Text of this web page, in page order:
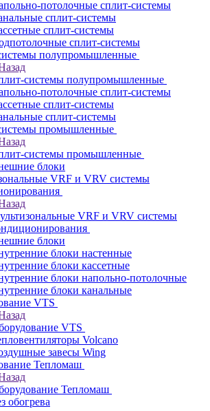
потолочные сплит-системы
сплит-системы
сплит-системы
сплит-системы
полупромышленные
системы полупромышленные
потолочные сплит-системы
сплит-системы
сплит-системы
промышленные
системы промышленные
блоки
VRF и VRV системы
VRF и VRV системы
блоки
блоки настенные
блоки кассетные
блоки напольно-потолочные
блоки канальные
VTS
VTS
Volcano
завесы Wing
Тепломаш
Тепломаш
обогрева